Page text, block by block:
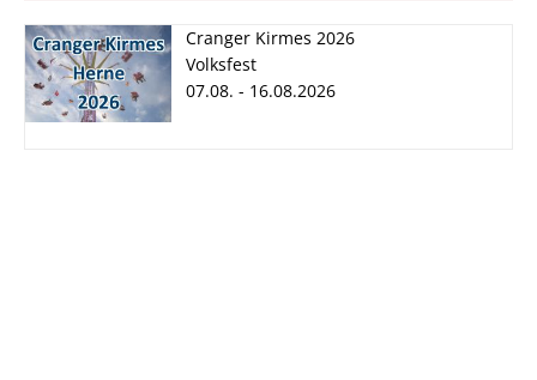
Cranger Kirmes 2026
Volksfest
07.08. - 16.08.2026